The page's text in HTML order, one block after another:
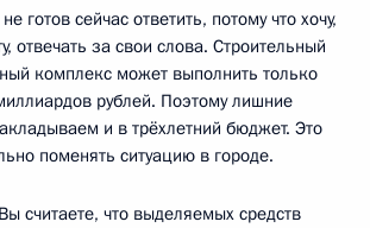
готов сейчас ответить, потому что хочу,
отвечать за свои слова. Строительный
комплекс может выполнить только
рублей. Поэтому лишние
и в трёхлетний бюджет. Это
поменять ситуацию в городе.
считаете, что выделяемых средств